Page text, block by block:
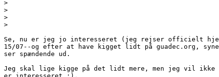
>
>
>
>
Se, nu er jeg jo interesseret (jeg rejser officielt
15/07--og efter at have kigget lidt på guadec.org,
ser spændende ud.
Jeg skal lige kigge på det lidt mere, men jeg vil ikke